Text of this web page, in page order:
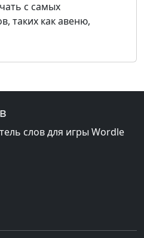
с самых
таких как авеню,
слов для игры Wordle